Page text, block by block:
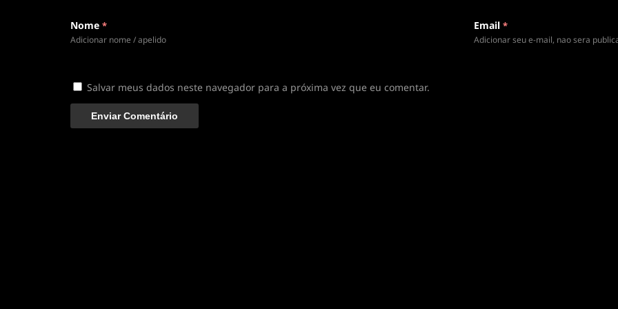
Nome *
Adicionar nome / apelido
Email *
Adicionar seu e-mail, nao sera
Salvar meus dados neste navegador para a próxima vez que eu comentar.